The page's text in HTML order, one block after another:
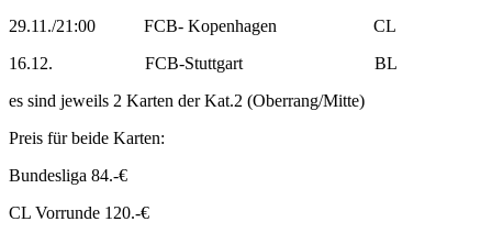
29.11./21:00 FCB- Kopenhagen CL
16.12. FCB-Stuttgart BL
es sind jeweils 2 Karten der Kat.2 (Oberrang/Mitte)
Preis für beide Karten:
Bundesliga 84.-€
CL Vorrunde 120.-€